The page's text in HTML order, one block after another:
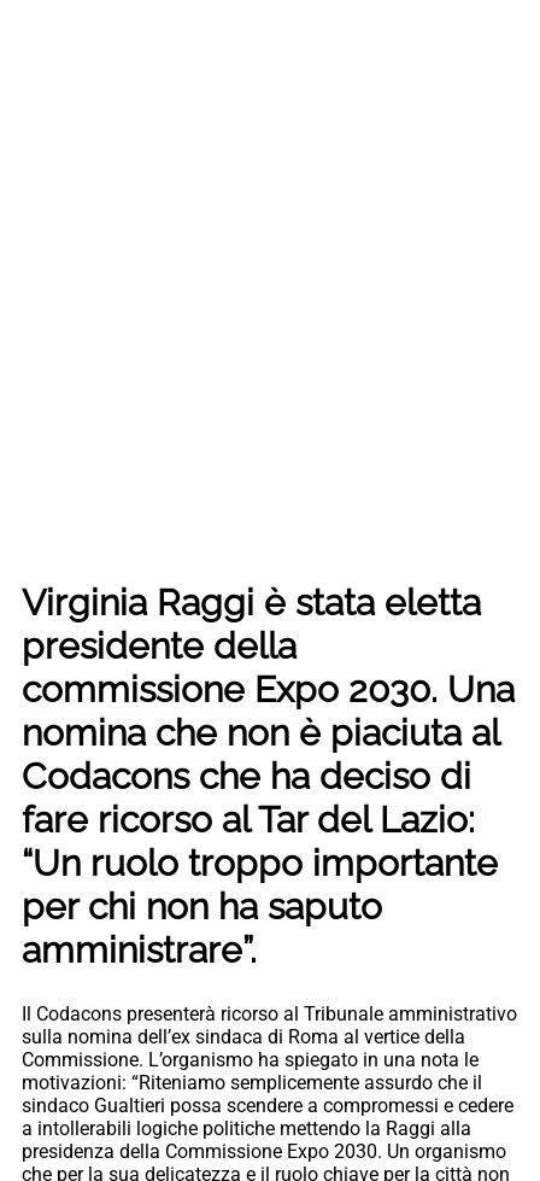
Virginia Raggi è stata eletta
presidente della
commissione Expo 2030. Una
nomina che non è piaciuta al
Codacons che ha deciso di
fare ricorso al Tar del Lazio:
“Un ruolo troppo importante
per chi non ha saputo
amministrare”.
Il Codacons presenterà ricorso al Tribunale amministrativo
sulla nomina dell’ex sindaca di Roma al vertice della
Commissione. L’organismo ha spiegato in una nota le
motivazioni: “Riteniamo semplicemente assurdo che il
sindaco Gualtieri possa scendere a compromessi e cedere
a intollerabili logiche politiche mettendo la Raggi alla
presidenza della Commissione Expo 2030. Un organismo
che per la sua delicatezza e il ruolo chiave per la città non